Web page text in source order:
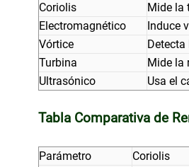
Coriolis
Mide la
Electromagnético
Induce
Vórtice
Turbina
Mide la
Ultrasónico
Usa el
Tabla Comparativa de
Parámetro Coriolis